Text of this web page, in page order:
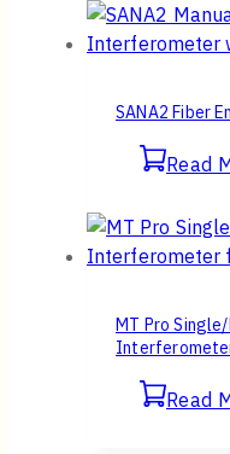
SANA2 Fiber
Read
MT Pro
Read